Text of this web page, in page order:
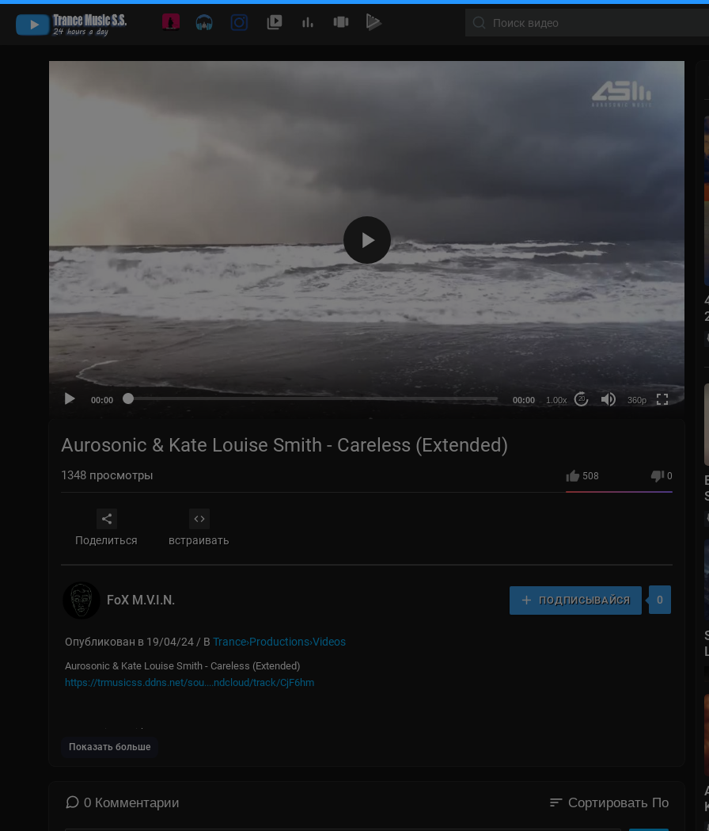
00:00 00:00 1.00x 20 360p
Aurosonic & Kate Louise Smith - Careless (Extended)
508 0
1348 просмотры
Поделиться встраивать
FoX M.V.I.N. ПОДПИСЫВАЙСЯ 0
Опубликован в 19/04/24 / В Trance›Productions›Videos
⁣Aurosonic & Kate Louise Smith - Careless (Extended)
https://trmusicss.ddns.net/sou....ndcloud/track/CjF6hm
⁣Kate Louise Smith
Показать больше
0 Комментарии sort Сортировать По